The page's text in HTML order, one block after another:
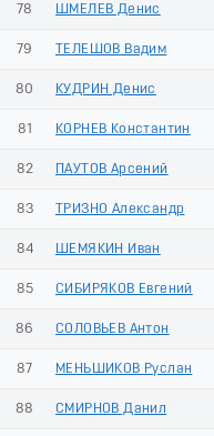
78 ШМЕЛЕВ Денис
79 ТЕЛЕШОВ Вадим
80 КУДРИН Денис
81 КОРНЕВ Константин
82 ПАУТОВ Арсений
83 ТРИЗНО Александр
84 ШЕМЯКИН Иван
85 СИБИРЯКОВ Евгений
86 СОЛОВЬЕВ Антон
87 МЕНЬШИКОВ Руслан
88 СМИРНОВ Данил